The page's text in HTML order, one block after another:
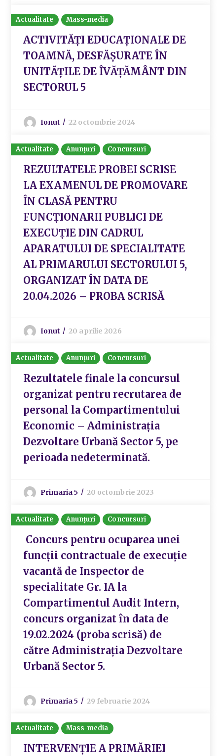
Actualitate Mass-media
ACTIVITĂȚI EDUCAȚIONALE DE
TOAMNĂ, DESFĂȘURATE ÎN
UNITĂȚILE DE ÎVĂȚĂMÂNT DIN
SECTORUL 5
Ionut 22 octombrie 2024
Actualitate Anunțuri Concursuri
REZULTATELE PROBEI SCRISE
LA EXAMENUL DE PROMOVARE
ÎN CLASĂ PENTRU
FUNCȚIONARII PUBLICI DE
EXECUȚIE DIN CADRUL
APARATULUI DE SPECIALITATE
AL PRIMARULUI SECTORULUI 5,
ORGANIZAT ÎN DATA DE
20.04.2026 – PROBA SCRISĂ
Ionut 20 aprilie 2026
Actualitate Anunțuri Concursuri
Rezultatele finale la concursul
organizat pentru recrutarea de
personal la Compartimentului
Economic – Administrația
Dezvoltare Urbană Sector 5, pe
perioada nedeterminată.
Primaria 5 20 octombrie 2023
Actualitate Anunțuri Concursuri
Concurs pentru ocuparea unei
funcții contractuale de execuție
vacantă de Inspector de
specialitate Gr. IA la
Compartimentul Audit Intern,
concurs organizat în data de
19.02.2024 (proba scrisă) de
către Administrația Dezvoltare
Urbană Sector 5.
Primaria 5 29 februarie 2024
Actualitate Mass-media
INTERVENȚIE A PRIMĂRIEI